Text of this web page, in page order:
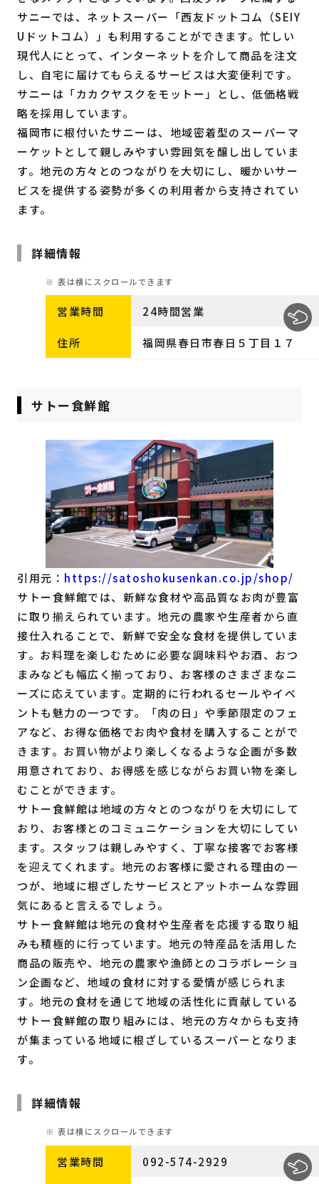
サニーでは、ネットスーパー「西友ドットコム（SEIY
Uドットコム）」も利用することができます。忙しい
現代人にとって、インターネットを介して商品を注文
し、自宅に届けてもらえるサービスは大変便利です。
サニーは「カカクヤスクをモットー」とし、低価格戦
略を採用しています。
福岡市に根付いたサニーは、地域密着型のスーパーマ
ーケットとして親しみやすい雰囲気を醸し出していま
す。地元の方々とのつながりを大切にし、暖かいサー
ビスを提供する姿勢が多くの利用者から支持されてい
ます。
詳細情報
営業時間 24時間営業
住所 福岡県春日市春日５丁目１７
サトー食鮮館
引用元： https://satoshokusenkan.co.jp/shop/
サトー食鮮館では、新鮮な食材や高品質なお肉が豊富
に取り揃えられています。地元の農家や生産者から直
接仕入れることで、新鮮で安全な食材を提供していま
す。お料理を楽しむために必要な調味料やお酒、おつ
まみなども幅広く揃っており、お客様のさまざまなニ
ーズに応えています。定期的に行われるセールやイベ
ントも魅力の一つです。「肉の日」や季節限定のフェ
アなど、お得な価格でお肉や食材を購入することがで
きます。お買い物がより楽しくなるような企画が多数
用意されており、お得感を感じながらお買い物を楽し
むことができます。
サトー食鮮館は地域の方々とのつながりを大切にして
おり、お客様とのコミュニケーションを大切にしてい
ます。スタッフは親しみやすく、丁寧な接客でお客様
を迎えてくれます。地元のお客様に愛される理由の一
つが、地域に根ざしたサービスとアットホームな雰囲
気にあると言えるでしょう。
サトー食鮮館は地元の食材や生産者を応援する取り組
みも積極的に行っています。地元の特産品を活用した
商品の販売や、地元の農家や漁師とのコラボレーショ
ン企画など、地域の食材に対する愛情が感じられま
す。地元の食材を通じて地域の活性化に貢献している
サトー食鮮館の取り組みには、地元の方々からも支持
が集まっている地域に根ざしているスーパーとなりま
す。
詳細情報
営業時間 092-574-2929